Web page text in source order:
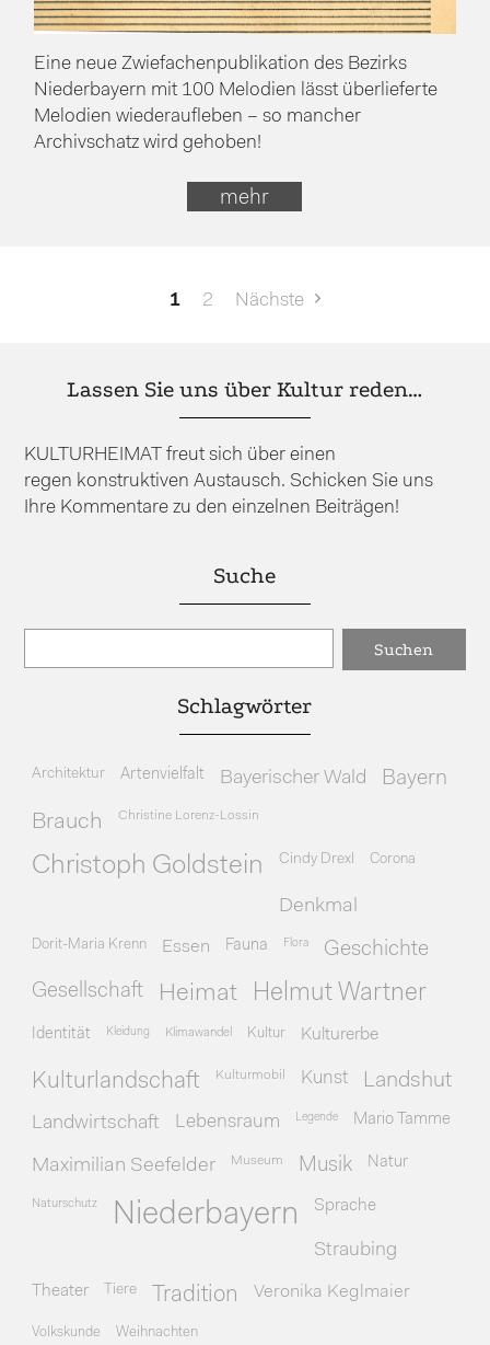
Eine neue Zwiefachenpublikation des Bezirks
Niederbayern mit 100 Melodien lässt überlieferte
Melodien wiederaufleben – so mancher
Archivschatz wird gehoben!
mehr
Seitennummerierung
Beiträge
1 2 Nächste
Lassen Sie uns über Kultur reden…
KULTURHEIMAT freut sich über einen
regen konstruktiven Austausch. Schicken Sie uns
Ihre Kommentare zu den einzelnen Beiträgen!
Suche
Schlagwörter
Architektur Artenvielfalt Bayerischer Wald Bayern
Brauch Christine Lorenz-Lossin
Christoph Goldstein Cindy Drexl Corona
Denkmal
Dorit-Maria Krenn Essen Fauna Flora Geschichte
Gesellschaft Heimat Helmut Wartner
Identität Kleidung Klimawandel Kultur Kulturerbe
Kulturlandschaft Kulturmobil Kunst Landshut
Landwirtschaft Lebensraum Legende Mario Tamme
Maximilian Seefelder Museum Musik Natur
Naturschutz Niederbayern Sprache
Straubing
Theater Tiere Tradition Veronika Keglmaier
Volkskunde Weihnachten